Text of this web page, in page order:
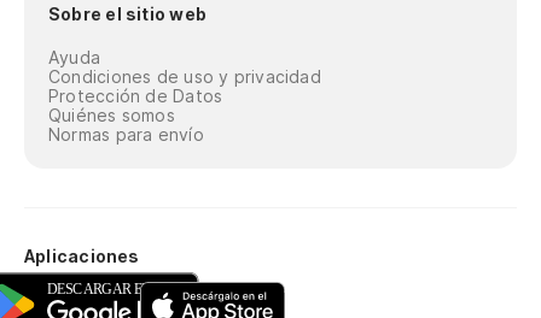
Sobre el sitio web
Ayuda
Condiciones de uso y privacidad
Protección de Datos
Quiénes somos
Normas para envío
Aplicaciones